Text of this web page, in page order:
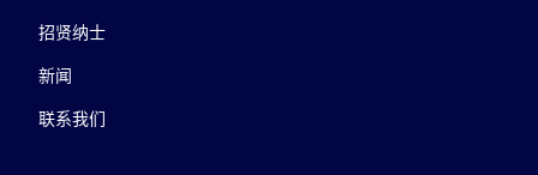
招贤纳士
新闻
联系我们